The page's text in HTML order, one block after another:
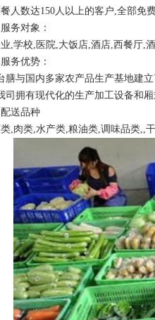
人数达150人以上的客户,全部免
务对象：
,学校,医院,大饭店,酒店,西餐厅,
务优势：
膳与国内多家农产品生产基地建
司拥有现代化的生产加工设备和
送品种
,肉类,水产类,粮油类,调味品类,,